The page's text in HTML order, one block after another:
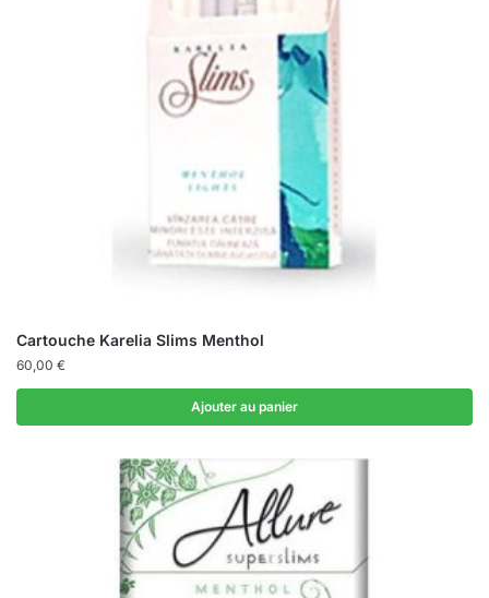
Cartouche Karelia Slims Menthol
60,00 €
Ajouter au panier